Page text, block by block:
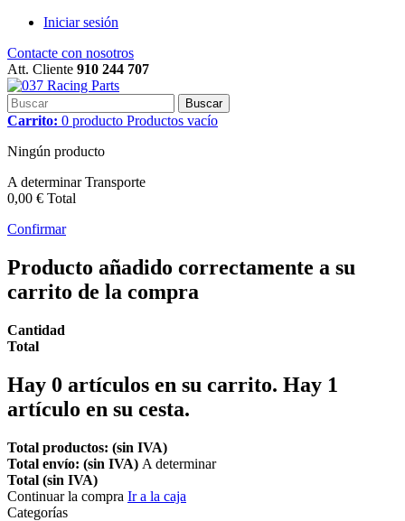
Iniciar sesión
Contacte con nosotros
Att. Cliente 910 244 707
Buscar
Carrito: 0 producto Productos vacío
Ningún producto
A determinarTransporte
0,00 € Total
Confirmar
Producto añadido correctamente a su
carrito de la compra
Cantidad
Total
Hay 0 artículos en su carrito. Hay 1
artículo en su cesta.
Total productos: (sin IVA)
Total envío: (sin IVA) A determinar
Total (sin IVA)
Continuar la compra Ir a la caja
Categorías